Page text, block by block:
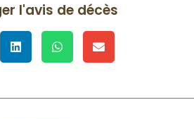
l'avis de décès